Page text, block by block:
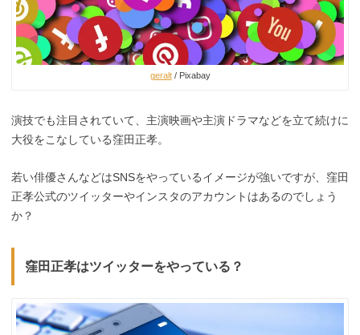
geralt/ Pixabay
演技でも注目されていて、主演映画や主演ドラマなどを立て続けに
大役をこなしている窪田正孝。
若い俳優さんなどはSNSをやっているイメージが強いですが、窪田
正孝公式のツイッターやインスタのアカウントはあるのでしょう
か？
窪田正孝はツイッターをやっている？